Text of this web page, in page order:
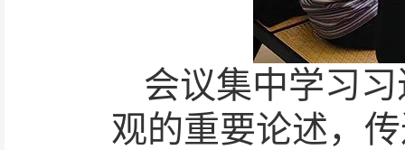
会议集中学习
观的重要论述，